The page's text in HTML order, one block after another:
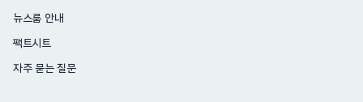
뉴스룸 안내
팩트시트
자주 묻는 질문